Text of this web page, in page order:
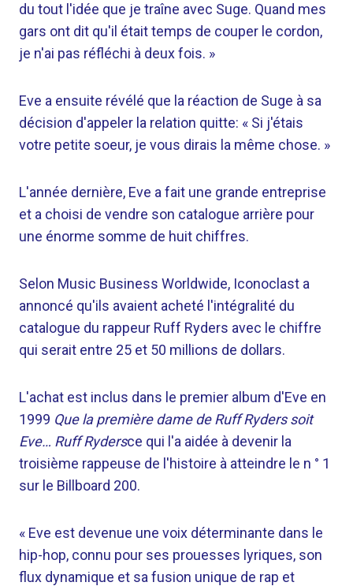
du tout l'idée que je traîne avec Suge. Quand mes
gars ont dit qu'il était temps de couper le cordon,
je n'ai pas réfléchi à deux fois. »
Eve a ensuite révélé que la réaction de Suge à sa
décision d'appeler la relation quitte: « Si j'étais
votre petite soeur, je vous dirais la même chose. »
L'année dernière, Eve a fait une grande entreprise
et a choisi de vendre son catalogue arrière pour
une énorme somme de huit chiffres.
Selon Music Business Worldwide, Iconoclast a
annoncé qu'ils avaient acheté l'intégralité du
catalogue du rappeur Ruff Ryders avec le chiffre
qui serait entre 25 et 50 millions de dollars.
L'achat est inclus dans le premier album d'Eve en
1999 Que la première dame de Ruff Ryders soit
Eve… Ruff Rydersce qui l'a aidée à devenir la
troisième rappeuse de l'histoire à atteindre le n ° 1
sur le Billboard 200.
« Eve est devenue une voix déterminante dans le
hip-hop, connu pour ses prouesses lyriques, son
flux dynamique et sa fusion unique de rap et